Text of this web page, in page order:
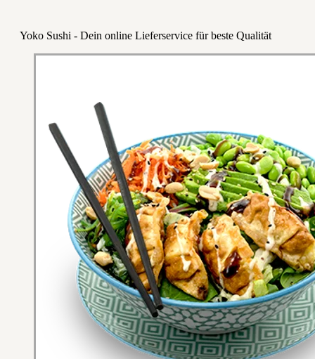
Yoko Sushi - Dein online Lieferservice für beste Qualität